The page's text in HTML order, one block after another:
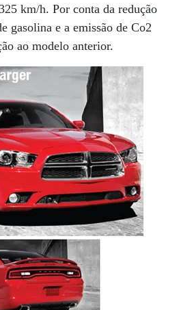
km/h. Por conta da redução
gasolina e a emissão de Co2
ao modelo anterior.